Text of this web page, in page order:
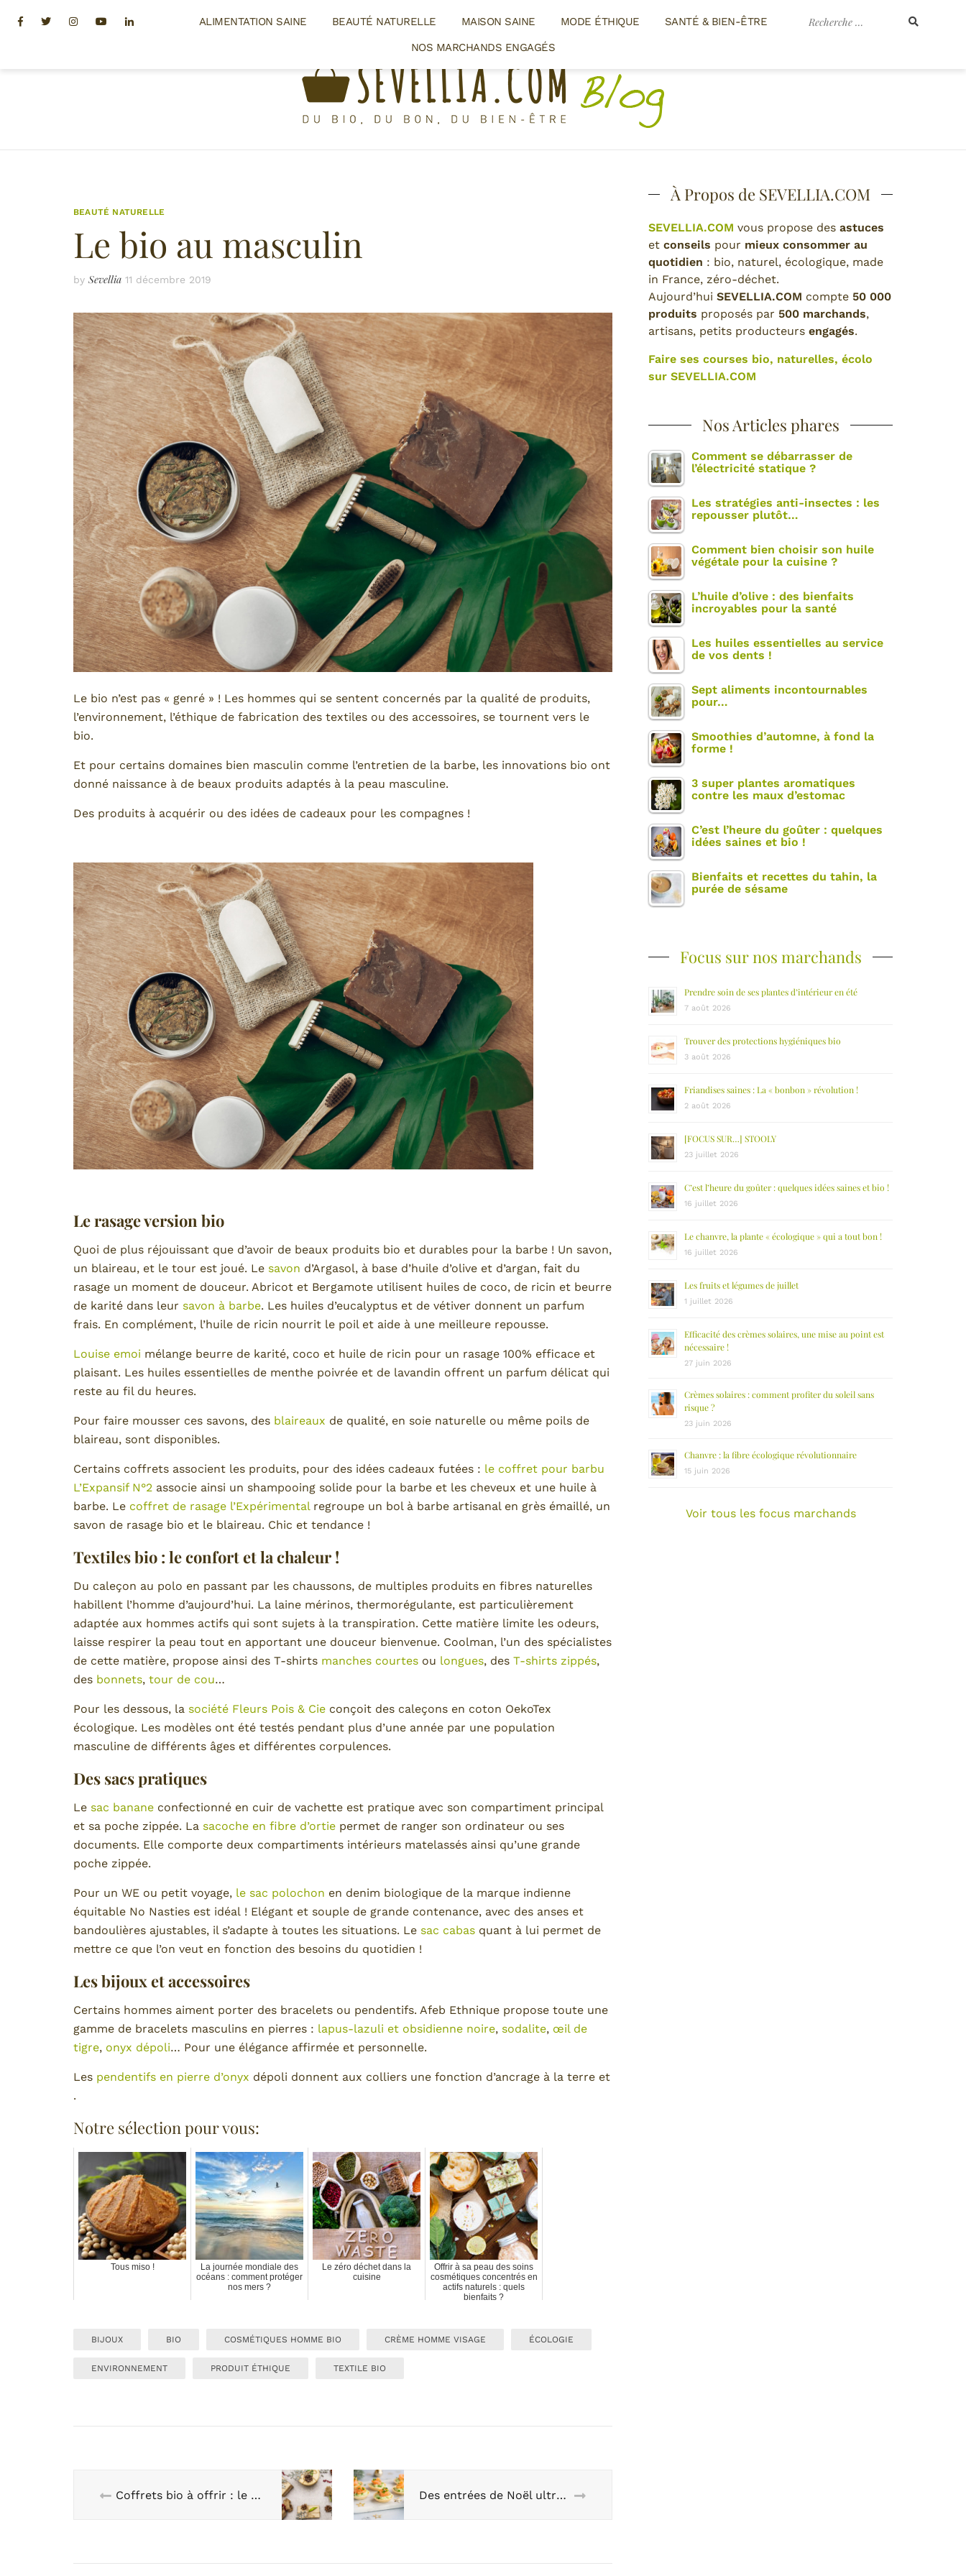
Recherche
ALIMENTATION SAINE BEAUTÉ NATURELLE MAISON SAINE MODE ÉTHIQUE
SANTÉ & BIEN-ÊTRE
NOS MARCHANDS ENGAGÉS
FacebookTwitterInstagramYoutubeLinkedin
BEAUTÉ NATURELLE
Le bio au masculin
by Sevellia 11 décembre 2019
Le bio n’est pas « genré » ! Les hommes qui se sentent concernés par la qualité de produits,
l’environnement, l’éthique de fabrication des textiles ou des accessoires, se tournent vers le
bio.
Et pour certains domaines bien masculin comme l’entretien de la barbe, les innovations bio ont
donné naissance à de beaux produits adaptés à la peau masculine.
Des produits à acquérir ou des idées de cadeaux pour les compagnes !
Le rasage version bio
Quoi de plus réjouissant que d’avoir de beaux produits bio et durables pour la barbe ! Un savon,
un blaireau, et le tour est joué. Le savon d’Argasol, à base d’huile d’olive et d’argan, fait du
rasage un moment de douceur. Abricot et Bergamote utilisent huiles de coco, de ricin et beurre
de karité dans leur savon à barbe. Les huiles d’eucalyptus et de vétiver donnent un parfum
frais. En complément, l’huile de ricin nourrit le poil et aide à une meilleure repousse.
Louise emoi mélange beurre de karité, coco et huile de ricin pour un rasage 100% efficace et
plaisant. Les huiles essentielles de menthe poivrée et de lavandin offrent un parfum délicat qui
reste au fil du heures.
Pour faire mousser ces savons, des blaireaux de qualité, en soie naturelle ou même poils de
blaireau, sont disponibles.
Certains coffrets associent les produits, pour des idées cadeaux futées : le coffret pour barbu
L’Expansif N°2 associe ainsi un shampooing solide pour la barbe et les cheveux et une huile à
barbe. Le coffret de rasage l’Expérimental regroupe un bol à barbe artisanal en grès émaillé, un
savon de rasage bio et le blaireau. Chic et tendance !
Textiles bio : le confort et la chaleur !
Du caleçon au polo en passant par les chaussons, de multiples produits en fibres naturelles
habillent l’homme d’aujourd’hui. La laine mérinos, thermorégulante, est particulièrement
adaptée aux hommes actifs qui sont sujets à la transpiration. Cette matière limite les odeurs,
laisse respirer la peau tout en apportant une douceur bienvenue. Coolman, l’un des spécialistes
de cette matière, propose ainsi des T-shirts manches courtes ou longues, des T-shirts zippés,
des bonnets, tour de cou…
Pour les dessous, la société Fleurs Pois & Cie conçoit des caleçons en coton OekoTex
écologique. Les modèles ont été testés pendant plus d’une année par une population
masculine de différents âges et différentes corpulences.
Des sacs pratiques
Le sac banane confectionné en cuir de vachette est pratique avec son compartiment principal
et sa poche zippée. La sacoche en fibre d’ortie permet de ranger son ordinateur ou ses
documents. Elle comporte deux compartiments intérieurs matelassés ainsi qu’une grande
poche zippée.
Pour un WE ou petit voyage, le sac polochon en denim biologique de la marque indienne
équitable No Nasties est idéal ! Elégant et souple de grande contenance, avec des anses et
bandoulières ajustables, il s’adapte à toutes les situations. Le sac cabas quant à lui permet de
mettre ce que l’on veut en fonction des besoins du quotidien !
Les bijoux et accessoires
Certains hommes aiment porter des bracelets ou pendentifs. Afeb Ethnique propose toute une
gamme de bracelets masculins en pierres : lapus-lazuli et obsidienne noire, sodalite, œil de
tigre, onyx dépoli… Pour une élégance affirmée et personnelle.
Les pendentifs en pierre d’onyx dépoli donnent aux colliers une fonction d’ancrage à la terre et
.
Notre sélection pour vous:
Tous miso !
La journée mondiale des
océans : comment protéger
nos mers ?
Le zéro déchet dans la
cuisine
Offrir à sa peau des soins
cosmétiques concentrés en
actifs naturels : quels
bienfaits ?
BIJOUX BIO COSMÉTIQUES HOMME BIO CRÈME HOMME VISAGE ÉCOLOGIE
ENVIRONNEMENT PRODUIT ÉTHIQUE TEXTILE BIO
Coffrets bio à offrir : le bonheur en boite ! Des entrées de Noël ultra-simples !
À Propos de SEVELLIA.COM
SEVELLIA.COM vous propose des astuces
et conseils pour mieux consommer au
quotidien : bio, naturel, écologique, made
in France, zéro-déchet.
Aujourd’hui SEVELLIA.COM compte 50 000
produits proposés par 500 marchands,
artisans, petits producteurs engagés.
Faire ses courses bio, naturelles, écolo
sur SEVELLIA.COM
Nos Articles phares
Comment se débarrasser de
l’électricité statique ?
Les stratégies anti-insectes : les
repousser plutôt…
Comment bien choisir son huile
végétale pour la cuisine ?
L’huile d’olive : des bienfaits
incroyables pour la santé
Les huiles essentielles au service
de vos dents !
Sept aliments incontournables
pour…
Smoothies d’automne, à fond la
forme !
3 super plantes aromatiques
contre les maux d’estomac
C’est l’heure du goûter : quelques
idées saines et bio !
Bienfaits et recettes du tahin, la
purée de sésame
Focus sur nos marchands
Prendre soin de ses plantes d’intérieur en été
7 août 2026
Trouver des protections hygiéniques bio
3 août 2026
Friandises saines : La « bonbon » révolution !
2 août 2026
[FOCUS SUR…] STOOLY
23 juillet 2026
C’est l’heure du goûter : quelques idées saines et bio !
16 juillet 2026
Le chanvre, la plante « écologique » qui a tout bon !
16 juillet 2026
Les fruits et légumes de juillet
1 juillet 2026
Efficacité des crèmes solaires, une mise au point est
nécessaire !
27 juin 2026
Crèmes solaires : comment profiter du soleil sans
risque ?
23 juin 2026
Chanvre : la fibre écologique révolutionnaire
15 juin 2026
Voir tous les focus marchands